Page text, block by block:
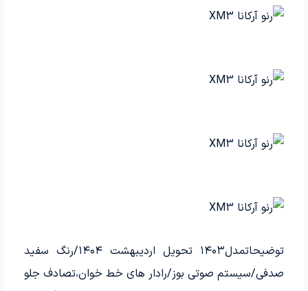
توضیحات
مدل۱۴۰۳ تحویل اردیبهشت ۱۴۰۴/رنگ سفید
صدفی/سیستم صوتی بوز/رادار های خط خوان،تصادف جلو